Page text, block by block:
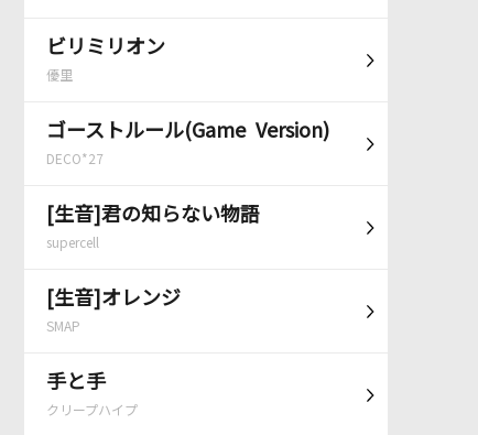
ビリミリオン
優里
ゴーストルール(Game Version)
DECO*27
[生音]君の知らない物語
supercell
[生音]オレンジ
SMAP
手と手
クリープハイプ